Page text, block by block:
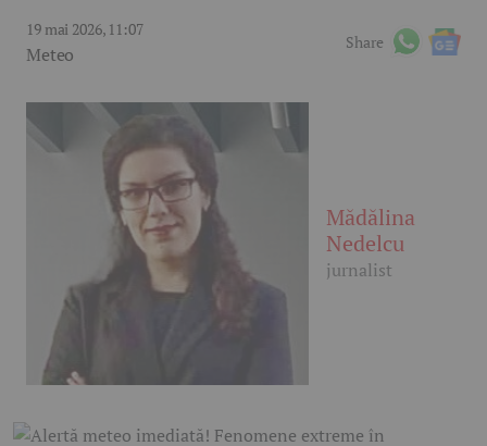
19 mai 2026, 11:07
Meteo
Share
Mădălina
Nedelcu
jurnalist